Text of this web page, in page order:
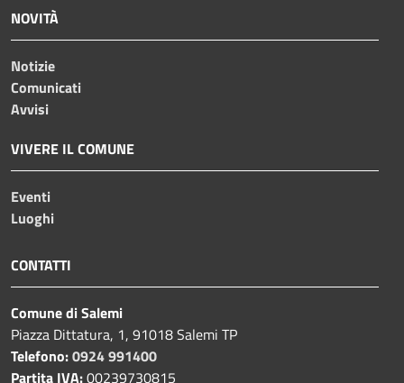
NOVITÀ
Notizie
Comunicati
Avvisi
VIVERE IL COMUNE
Eventi
Luoghi
CONTATTI
Comune di Salemi
Piazza Dittatura, 1, 91018 Salemi TP
Telefono:0924 991400
Partita IVA:00239730815